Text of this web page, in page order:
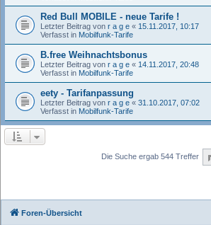
Red Bull MOBILE - neue Tarife !
Letzter Beitrag von r a g e « 15.11.2017, 10:17
Verfasst in Mobilfunk-Tarife
B.free Weihnachtsbonus
Letzter Beitrag von r a g e « 14.11.2017, 20:48
Verfasst in Mobilfunk-Tarife
eety - Tarifanpassung
Letzter Beitrag von r a g e « 31.10.2017, 07:02
Verfasst in Mobilfunk-Tarife
Die Suche ergab 544 Treffer
Foren-Übersicht